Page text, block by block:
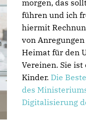
morgen, das
führen und ich
hiermit
von
Heimat für den
Vereinen. Sie
Kinder. Die
des
Digitalisierung